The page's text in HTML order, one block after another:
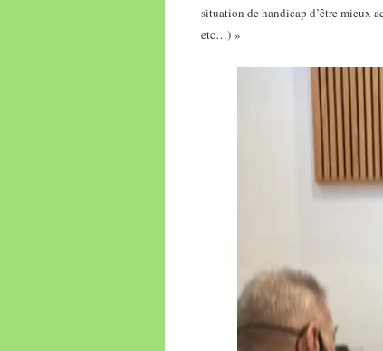
situation de handicap d’être mieux
etc…) »